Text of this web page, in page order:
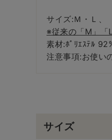
サイズ:Ｍ・Ｌ
※従来の「M」「
素材:ﾎﾟﾘｴｽﾃﾙ
注意事項:お使い
サイズ